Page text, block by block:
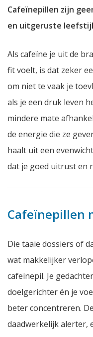
Cafeïnepillen zijn
en uitgeruste leefstijl
Als cafeïne je uit de
fit voelt, is dat zeker
om niet te vaak je
als je een druk leven
mindere mate
de energie die ze
haalt uit een
dat je goed uitrust en
Cafeïnepillen
Die taaie dossiers of
wat makkelijker
cafeïnepil. Je
doelgerichter én je
beter concentreren.
daadwerkelijk alerter,